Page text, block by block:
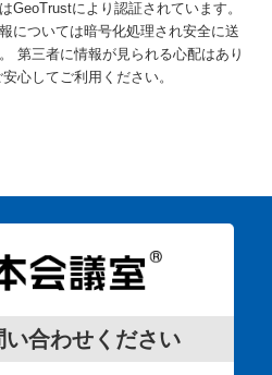
GeoTrustにより認証されています。
については暗号化処理され安全に送
第三者に情報が見られる心配はあり
安心してご利用ください。
い合わせください